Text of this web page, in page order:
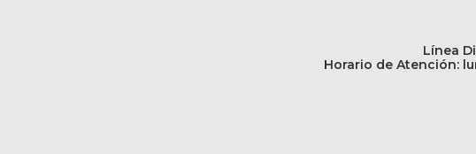
Línea
Horario de Atención: